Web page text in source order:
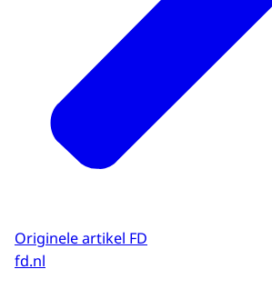
Originele artikel FD
fd.nl